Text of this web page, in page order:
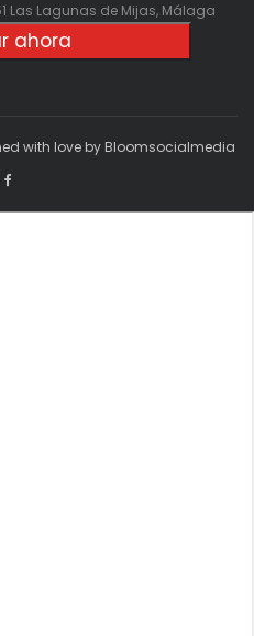
Las Lagunas de Mijas, Málaga
ahora
with love by Bloomsocialmedia